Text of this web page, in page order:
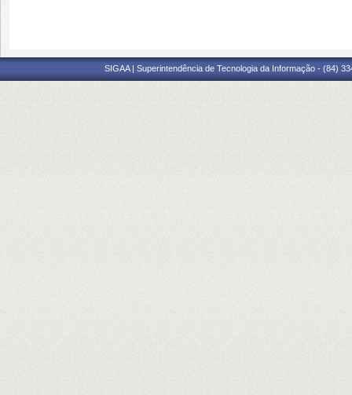
SIGAA | Superintendência de Tecnologia da Informação - (84)